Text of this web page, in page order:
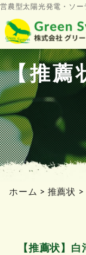
コ
ン
テ
ン
ツ
へ
ス
キ
ッ
プ
営農型太陽光発電・ソ
【推
ホーム > 推薦状 >
【推薦状】